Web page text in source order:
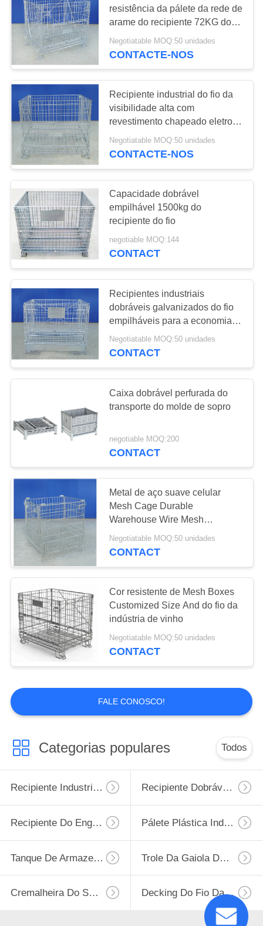
Decking do fio da
cremalheira da
pálete
6
Caixa plástica do
armazenamento
Pálete do
armazenamento do
metal
13
Pálete do EPS
12
resistência da pálete da rede de
arame do recipiente 72KG do
fio
Negotiatable MOQ:50 unidades
CONTACTE-NOS
Recipiente industrial do fio da
visibilidade alta com
revestimento chapeado eletro
zinco
Negotiatable MOQ:50 unidades
CONTACTE-NOS
Capacidade dobrável
empilhável 1500kg do
recipiente do fio
negotiable MOQ:144
CONTACT
Recipientes industriais
dobráveis galvanizados do fio
empilháveis para a economia
do espaço
Negotiatable MOQ:50 unidades
CONTACT
Caixa dobrável perfurada do
transporte do molde de sopro
negotiable MOQ:200
CONTACT
Metal de aço suave celular
Mesh Cage Durable
Warehouse Wire Mesh
Container
Negotiatable MOQ:50 unidades
CONTACT
Cor resistente de Mesh Boxes
Customized Size And do fio da
indústria de vinho
Negotiatable MOQ:50 unidades
CONTACT
FALE CONOSCO!
Categorias populares Todos
Recipiente Industrial Do Fio Recipiente Dobrável Do Fio
Recipiente Do Engranzamento De Fio Pálete Plástica Industrial
Tanque De Armazenamento Líquido De IBC Trole Da Gaiola Do Rolo
Cremalheira Do Shelving Do Armazém Decking Do Fio Da Cremalheira Da Pálete